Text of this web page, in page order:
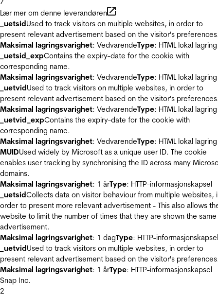
Lær mer om denne leverandøren
_uetsidUsed to track visitors on multiple websites, in order to
present relevant advertisement based on the visitor's
Maksimal lagringsvarighet: VedvarendeType: HTML lokal lagring
_uetsid_expContains the expiry-date for the cookie with
corresponding name.
Maksimal lagringsvarighet: VedvarendeType: HTML lokal lagring
_uetvidUsed to track visitors on multiple websites, in order to
present relevant advertisement based on the visitor's
Maksimal lagringsvarighet: VedvarendeType: HTML lokal lagring
_uetvid_expContains the expiry-date for the cookie with
corresponding name.
Maksimal lagringsvarighet: VedvarendeType: HTML lokal lagring
MUIDUsed widely by Microsoft as a unique user ID. The cookie
enables user tracking by synchronising the ID across many
domains.
Maksimal lagringsvarighet: 1 årType: HTTP-informasjonskapsel
_uetsidCollects data on visitor behaviour from multiple websites,
order to present more relevant advertisement - This also allows
website to limit the number of times that they are shown the same
advertisement.
Maksimal lagringsvarighet: 1 dagType: HTTP-informasjonskapsel
_uetvidUsed to track visitors on multiple websites, in order to
present relevant advertisement based on the visitor's
Maksimal lagringsvarighet: 1 årType: HTTP-informasjonskapsel
Snap Inc.
2